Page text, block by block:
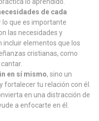
de cada
lo que es importante
las necesidades y
incluir elementos que los
cristianas, como
en sí mismo, sino un
fortalecer tu relación con él.
en una distracción de
a enfocarte en él.